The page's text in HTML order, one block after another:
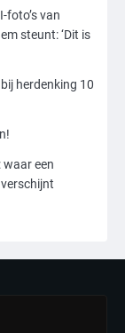
Reiner en
leider
foto’s van
steunt: ‘Dit is
herdenking 10
waar een